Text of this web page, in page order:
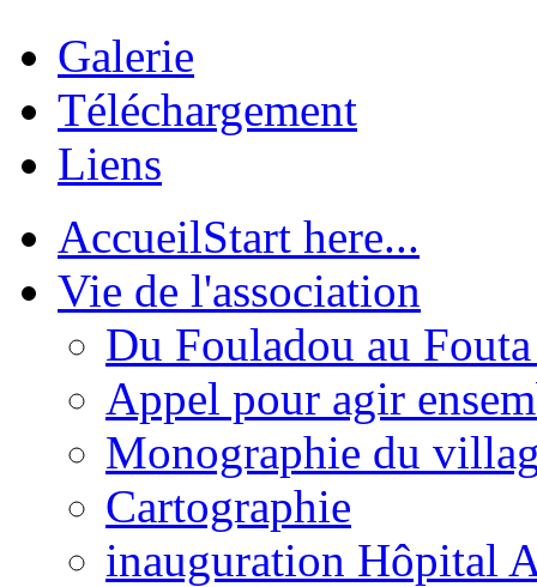
Galerie
Téléchargement
Liens
AccueilStart here...
Vie de l'association
Du Fouladou au
Appel pour agir
Monographie du
Cartographie
inauguration Hôpital